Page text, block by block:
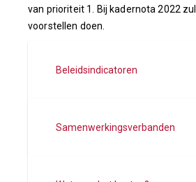
van prioriteit 1. Bij kadernota 2022
voorstellen doen.
Beleidsindicatoren
Samenwerkingsverbanden